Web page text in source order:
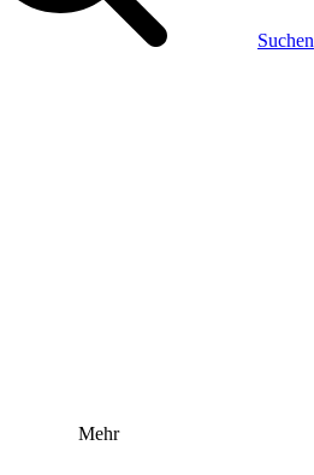
Suchen
Mehr